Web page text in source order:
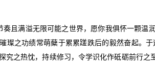
奏且满溢无限可能之世界，愿你我俱怀一颗温
璨之功绩常萌蘖于累累蹉跌后的毅然奋起。
究之热忱，持续修习，令学识化作砥砺前行